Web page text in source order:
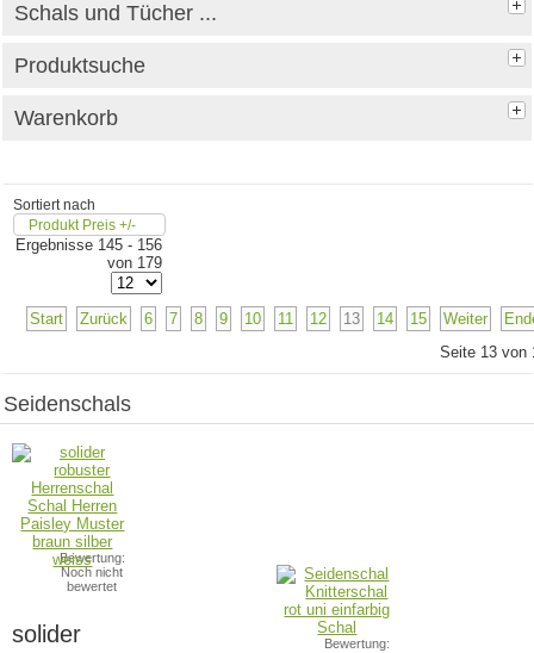
Schals und Tücher ...
Produktsuche
Warenkorb
Sortiert nach
Produkt Preis +/-
Ergebnisse 145 - 156
von 179
Start Zurück 6 7 8 9 10 11 12 13 14 15 Weiter
Seite 13 von
Seidenschals
Bewertung:
Noch nicht
bewertet
solider
Bewertung: